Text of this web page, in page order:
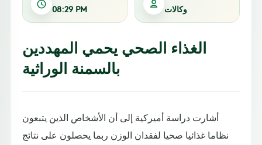
08:29 PM وكالات
الغذاء الصحي يحمي المهددين
بالسمنة الوراثية
أشارت دراسة أميركية إلى أن الأشخاص الذين يتبعون
نظاما غذائيا صحيا لفقدان الوزن ربما يحصلون على نتائج